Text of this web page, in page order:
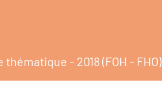
thématique - 2018 (FOH - FHO)